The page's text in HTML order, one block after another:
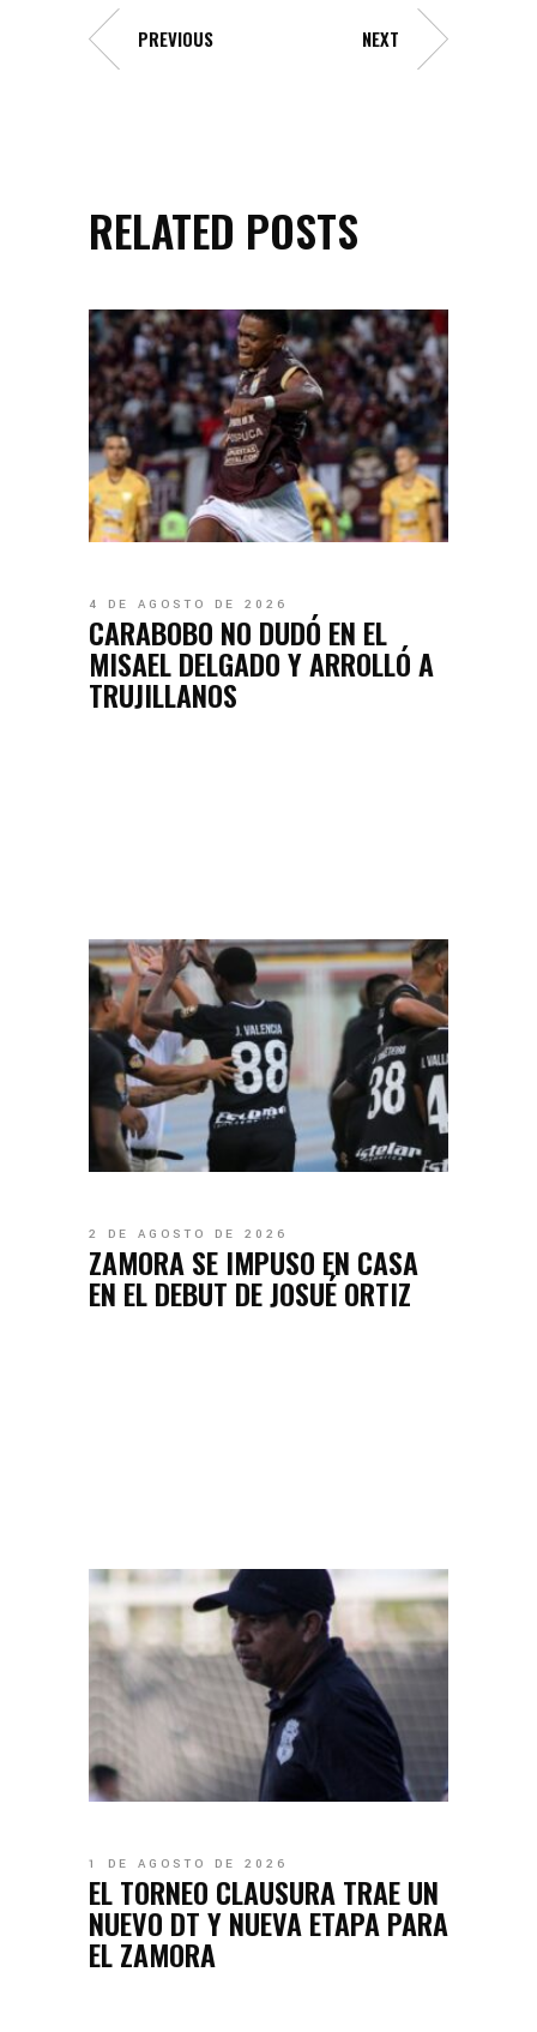
PREVIOUS NEXT
RELATED POSTS
4 DE AGOSTO DE 2026
CARABOBO NO DUDÓ EN EL
MISAEL DELGADO Y ARROLLÓ A
TRUJILLANOS
2 DE AGOSTO DE 2026
ZAMORA SE IMPUSO EN CASA
EN EL DEBUT DE JOSUÉ ORTIZ
1 DE AGOSTO DE 2026
EL TORNEO CLAUSURA TRAE UN
NUEVO DT Y NUEVA ETAPA PARA
EL ZAMORA